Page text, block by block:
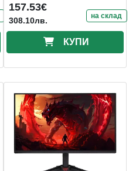
157.53€
308.10лв. на склад
КУПИ